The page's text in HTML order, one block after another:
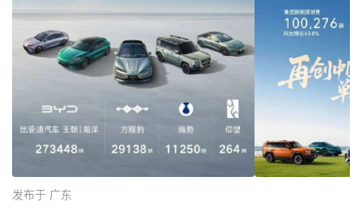
发布于 广东